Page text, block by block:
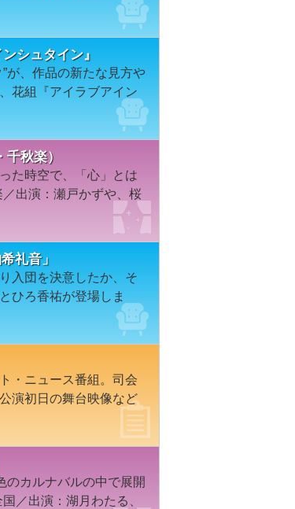
シュタイン』
が、作品の新たな見方や
花組『アイラブアイン
秋楽）
た時空で、「心」とは
／出演：瀬戸かずや、桜
礼音」
入団を決意したか、そ
ひろ香祐が登場しま
・ニュース番組。司会
演初日の舞台映像など
のカルナバルの中で展開
／出演：湖月わたる、